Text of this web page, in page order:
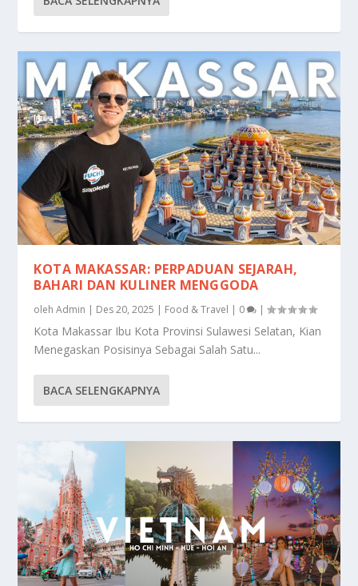
KOTA MAKASSAR: PERPADUAN SEJARAH,
BAHARI DAN KULINER MENGGODA
olehAdmin | Des 20, 2025 | Food & Travel | 0 |
Kota Makassar Ibu Kota Provinsi Sulawesi Selatan, Kian
Menegaskan Posisinya Sebagai Salah Satu...
BACA SELENGKAPNYA